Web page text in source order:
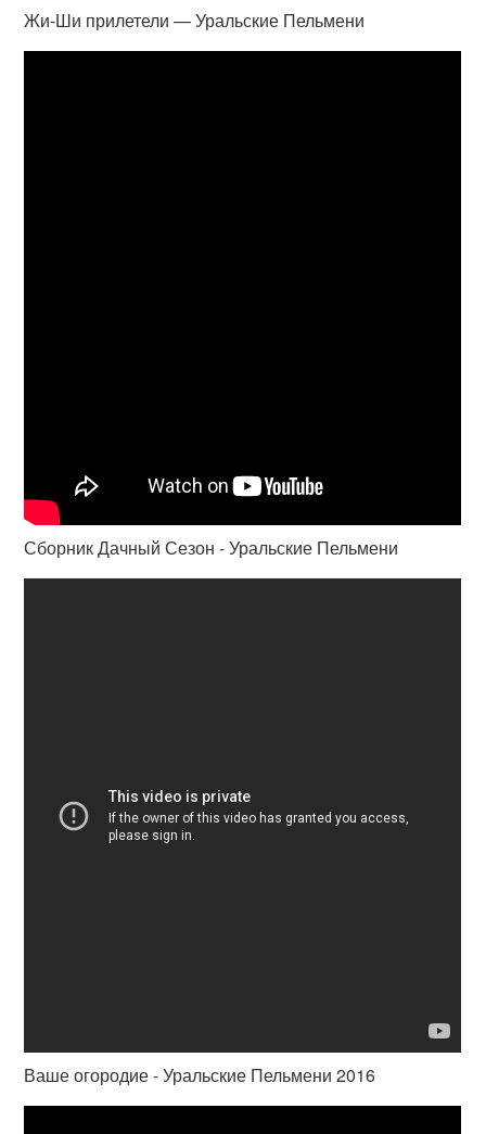
Жи-Ши прилетели — Уральские Пельмени
Сборник Дачный Сезон - Уральские Пельмени
Ваше огородие - Уральские Пельмени 2016